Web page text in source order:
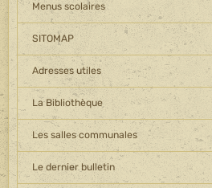
Menus scolaires
SITOMAP
Adresses utiles
La Bibliothèque
Les salles communales
Le dernier bulletin